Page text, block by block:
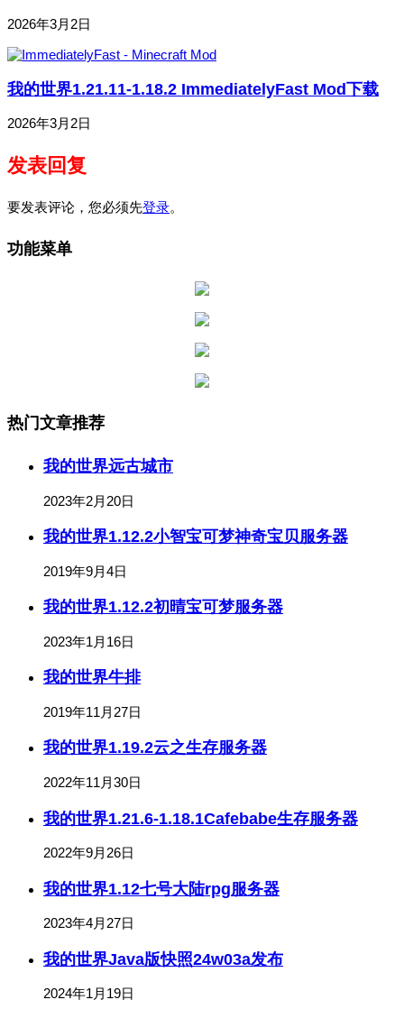
2026年3月2日
我的世界1.21.11-1.18.2 ImmediatelyFast Mod下载
2026年3月2日
发表回复
要发表评论，您必须先登录。
功能菜单
热门文章推荐
我的世界远古城市
2023年2月20日
我的世界1.12.2小智宝可梦神奇宝贝服务器
2019年9月4日
我的世界1.12.2初晴宝可梦服务器
2023年1月16日
我的世界牛排
2019年11月27日
我的世界1.19.2云之生存服务器
2022年11月30日
我的世界1.21.6-1.18.1Cafebabe生存服务器
2022年9月26日
我的世界1.12七号大陆rpg服务器
2023年4月27日
我的世界Java版快照24w03a发布
2024年1月19日